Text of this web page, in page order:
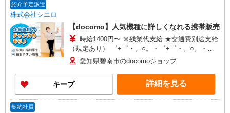
紹介予定派遣
株式会社シエロ
【docomo】人気機種に詳しくなれる携帯販売
時給1400円〜 ※残業代支給 ★交通費別途支給
（規定あり） ゜+゜・。○。・゜+゜・。○。・゜
+゜ 入社祝い金10万円支給(規定有) お友達を紹介
頂くと, インセンティブ支給(規定有) ★月2回払
い・週払い可能（規程有）★ ゜・。○。・゜
+゜・。○。・゜+゜
愛知県碧南市のdocomoショップ
キープ 詳細を見る
契約社員